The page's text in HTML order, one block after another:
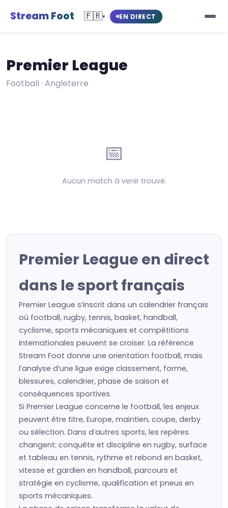
Stream Foot 🇫🇷▾ EN DIRECT
Premier League
Football · Angleterre
📅
Aucun match à venir trouvé.
Premier League en direct
dans le sport français
Premier League s’inscrit dans un calendrier français
où football, rugby, tennis, basket, handball,
cyclisme, sports mécaniques et compétitions
internationales peuvent se croiser. La référence
Stream Foot donne une orientation football, mais
l’analyse d’une ligue exige classement, forme,
blessures, calendrier, phase de saison et
conséquences sportives.
Si Premier League concerne le football, les enjeux
peuvent être titre, Europe, maintien, coupe, derby
ou sélection. Dans d’autres sports, les repères
changent: conquête et discipline en rugby, surface
et tableau en tennis, rythme et rebond en basket,
vitesse et gardien en handball, parcours et
stratégie en cyclisme, qualification et pneus en
sports mécaniques.